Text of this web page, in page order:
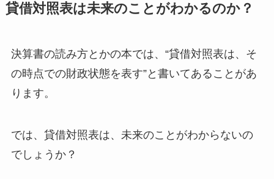
貸借対照表は未来のことがわかるのか？
決算書の読み方とかの本では、“貸借対照表は、そ
の時点での財政状態を表す”と書いてあることがあ
ります。
では、貸借対照表は、未来のことがわからないの
でしょうか？